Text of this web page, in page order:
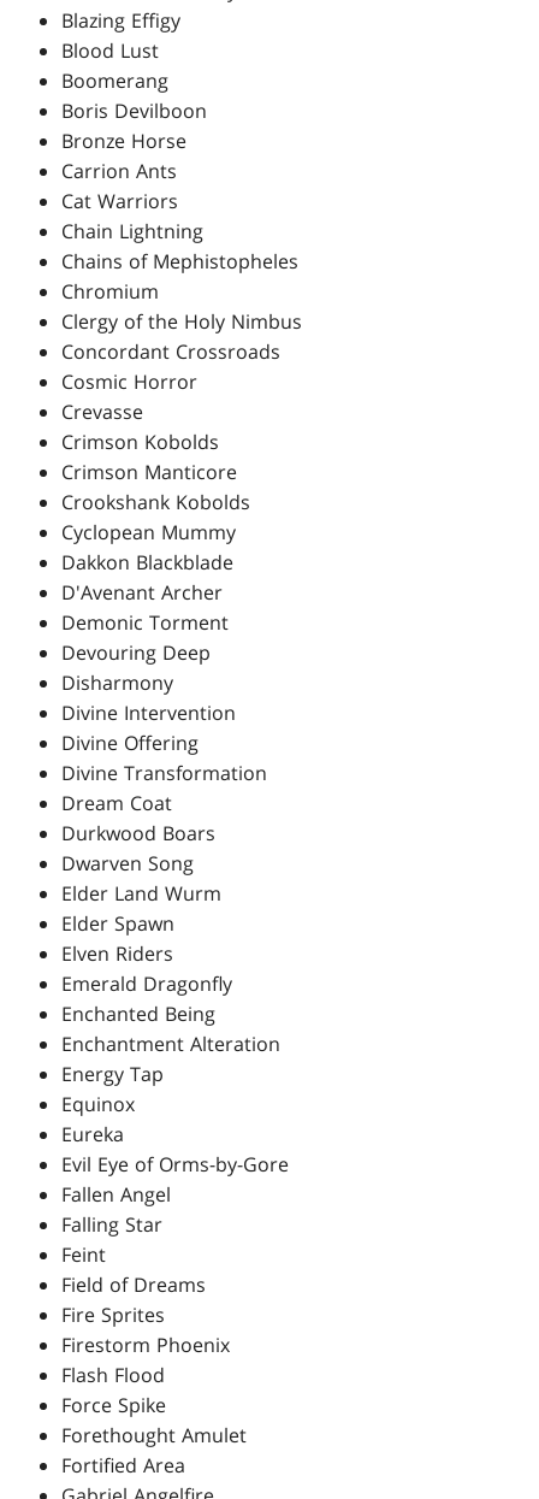
Blazing Effigy
Blood Lust
Boomerang
Boris Devilboon
Bronze Horse
Carrion Ants
Cat Warriors
Chain Lightning
Chains of Mephistopheles
Chromium
Clergy of the Holy Nimbus
Concordant Crossroads
Cosmic Horror
Crevasse
Crimson Kobolds
Crimson Manticore
Crookshank Kobolds
Cyclopean Mummy
Dakkon Blackblade
D'Avenant Archer
Demonic Torment
Devouring Deep
Disharmony
Divine Intervention
Divine Offering
Divine Transformation
Dream Coat
Durkwood Boars
Dwarven Song
Elder Land Wurm
Elder Spawn
Elven Riders
Emerald Dragonfly
Enchanted Being
Enchantment Alteration
Energy Tap
Equinox
Eureka
Evil Eye of Orms-by-Gore
Fallen Angel
Falling Star
Feint
Field of Dreams
Fire Sprites
Firestorm Phoenix
Flash Flood
Force Spike
Forethought Amulet
Fortified Area